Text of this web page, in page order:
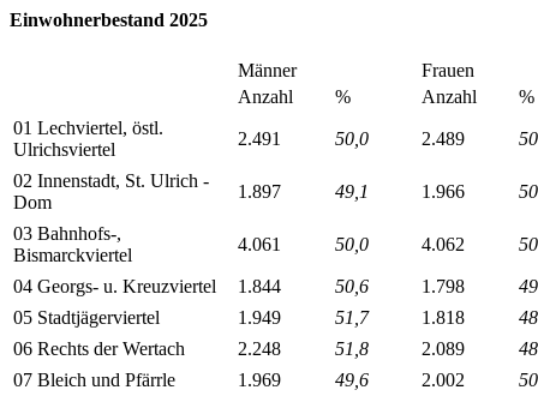
Einwohnerbestand 2025
Männer
Frauen
Anzahl
% Anzahl
%
01 Lechviertel, östl.
Ulrichsviertel
2.491 50,0 2.489
02 Innenstadt, St. Ulrich -
Dom
1.897 49,1 1.966
03 Bahnhofs-,
Bismarckviertel
4.061 50,0 4.062
04 Georgs- u. Kreuzviertel 1.844 50,6 1.798
05 Stadtjägerviertel
1.949 51,7 1.818
06 Rechts der Wertach
2.248 51,8 2.089
07 Bleich und Pfärrle
1.969 49,6 2.002